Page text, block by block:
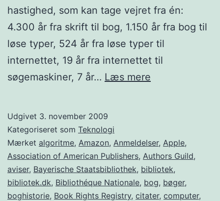
hastighed, som kan tage vejret fra én:
4.300 år fra skrift til bog, 1.150 år fra bog til
løse typer, 524 år fra løse typer til
internettet, 19 år fra internettet til
søgemaskiner, 7 år… Læs mere
udkast
til
et
nyt
Udgivet 3. november 2009
Kategoriseret som Teknologi
Mærket algoritme, Amazon, Anmeldelser, Apple,
Association of American Publishers, Authors Guild,
aviser, Bayerische Staatsbibliothek, bibliotek,
bibliotek.dk, Bibliothéque Nationale, bog, bøger,
boghistorie, Book Rights Registry, citater, computer,